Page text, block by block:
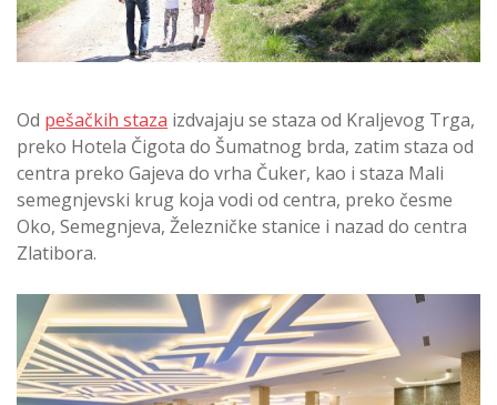
Od pešačkih staza izdvajaju se staza od Kraljevog Trga,
preko Hotela Čigota do Šumatnog brda, zatim staza od
centra preko Gajeva do vrha Čuker, kao i staza Mali
semegnjevski krug koja vodi od centra, preko česme
Oko, Semegnjeva, Železničke stanice i nazad do centra
Zlatibora.